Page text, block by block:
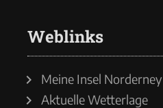
Weblinks
Meine Insel Norderney
Aktuelle Wetterlage